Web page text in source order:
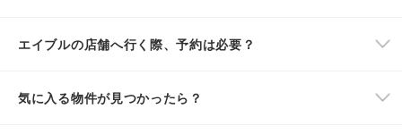
エイブルの店舗へ行く際、予約は必要？
気に入る物件が見つかったら？